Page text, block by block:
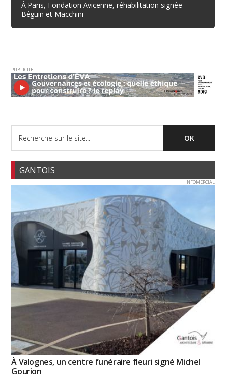
À Paris, Fondation Avicenne, réhabilitation signée
Béguin et Macchini
PUBLICITE
GANTOIS
INFOMERCIAL
À Valognes, un centre funéraire fleuri signé Michel
Gourion